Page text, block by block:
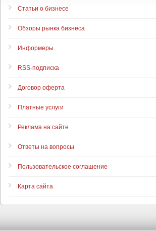
Статьи о бизнесе
Обзоры рынка бизнеса
Информеры
RSS-подписка
Договор оферта
Платные услуги
Реклама на сайте
Ответы на вопросы
Пользовательское соглашение
Карта сайта